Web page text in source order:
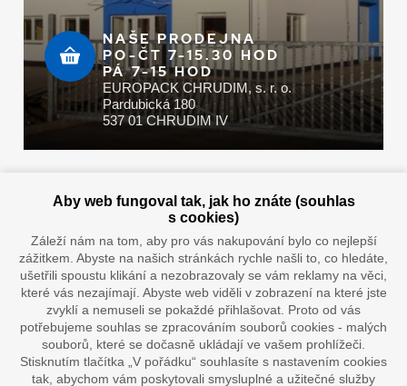
NAŠE PRODEJNA
PO-ČT 7-15.30 HOD
PÁ 7-15 HOD
EUROPACK CHRUDIM, s. r. o.
Pardubická 180
537 01 CHRUDIM IV
Doprava vaším oblíbeným dopravcem
Aby web fungoval tak, jak ho znáte (souhlas
s cookies)
Záleží nám na tom, aby pro vás nakupování bylo co nejlepší
zážitkem. Abyste na našich stránkách rychle našli to, co hledáte,
ušetřili spoustu klikání a nezobrazovaly se vám reklamy na věci,
které vás nezajímají. Abyste web viděli v zobrazení na které jste
zvyklí a nemuseli se pokaždé přihlašovat. Proto od vás
potřebujeme souhlas se zpracováním souborů cookies - malých
souborů, které se dočasně ukládají ve vašem prohlížeči.
Stisknutím tlačítka „V pořádku“ souhlasíte s nastavením cookies
tak, abychom vám poskytovali smysluplné a užitečné služby